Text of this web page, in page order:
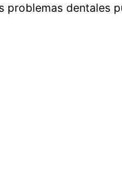
dentales